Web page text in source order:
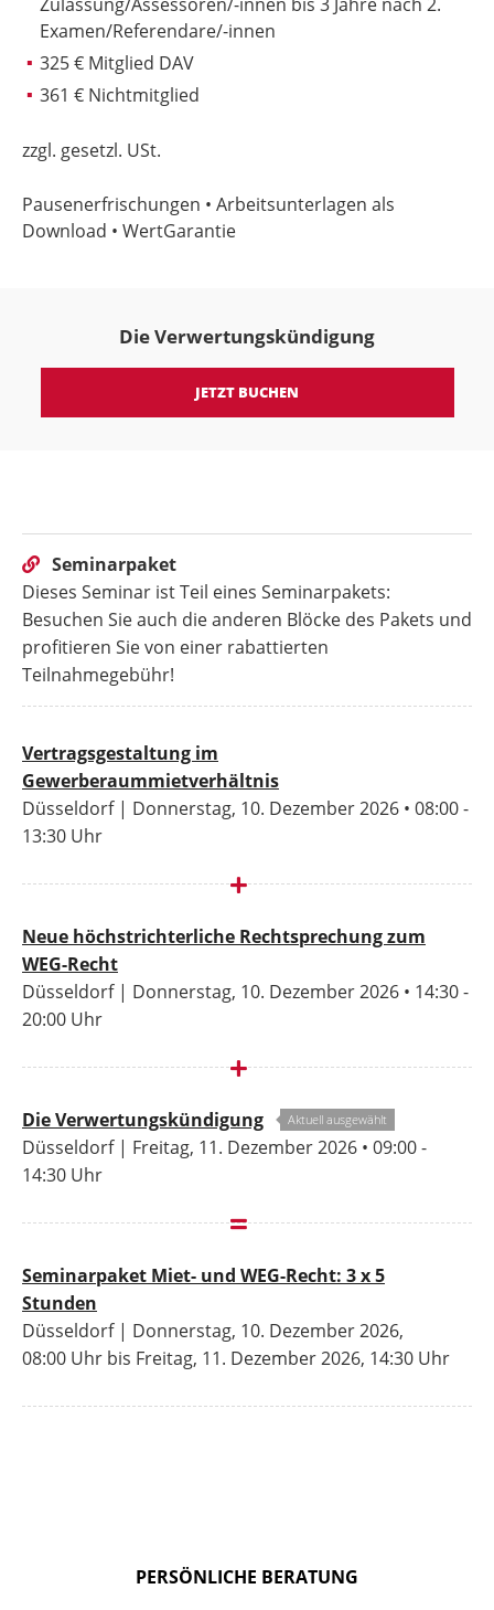
Examen/Referendare/-innen
325 € Mitglied DAV
361 € Nichtmitglied
zzgl. gesetzl. USt.
Pausenerfrischungen • Arbeitsunterlagen als
Download • WertGarantie
Die Verwertungskündigung
JETZT BUCHEN
Seminarpaket
Dieses Seminar ist Teil eines Seminarpakets:
Besuchen Sie auch die anderen Blöcke des Pakets und
profitieren Sie von einer rabattierten
Teilnahmegebühr!
Vertragsgestaltung im
Gewerberaummietverhältnis
Düsseldorf | Donnerstag, 10. Dezember 2026 • 08:00 -
13:30 Uhr
Neue höchstrichterliche Rechtsprechung zum
WEG-Recht
Düsseldorf | Donnerstag, 10. Dezember 2026 • 14:30 -
20:00 Uhr
Die Verwertungskündigung Aktuell ausgewählt
Düsseldorf | Freitag, 11. Dezember 2026 • 09:00 -
14:30 Uhr
Seminarpaket Miet- und WEG-Recht: 3 x 5
Stunden
Düsseldorf | Donnerstag, 10. Dezember 2026,
08:00 Uhr bis Freitag, 11. Dezember 2026, 14:30 Uhr
PERSÖNLICHE BERATUNG